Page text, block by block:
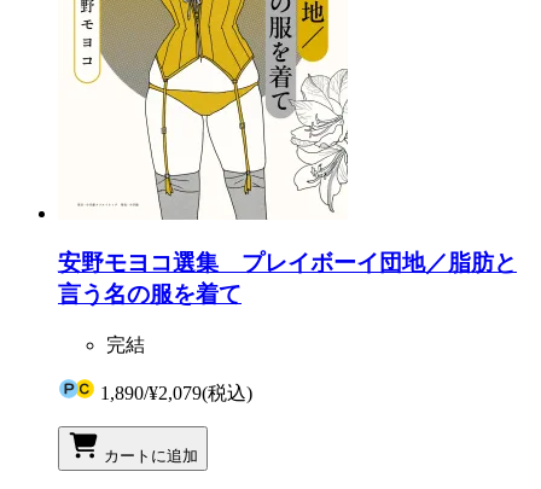
安野モヨコ選集 プレイボーイ団地／脂肪と
言う名の服を着て
完結
1,890/¥2,079(税込)
カートに追加